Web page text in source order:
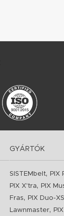
GYÁRTÓK
SISTEMbelt, PIX
PIX X'tra, PIX
Fras, PIX Duo-XS
Lawnmaster,